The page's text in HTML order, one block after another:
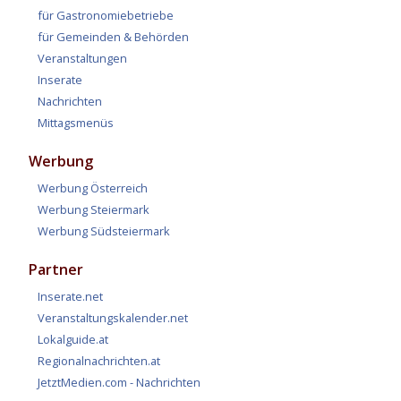
für Gastronomiebetriebe
für Gemeinden & Behörden
Veranstaltungen
Inserate
Nachrichten
Mittagsmenüs
Werbung
Werbung Österreich
Werbung Steiermark
Werbung Südsteiermark
Partner
Inserate.net
Veranstaltungskalender.net
Lokalguide.at
Regionalnachrichten.at
JetztMedien.com - Nachrichten